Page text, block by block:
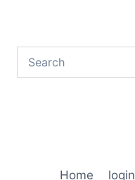
Home login